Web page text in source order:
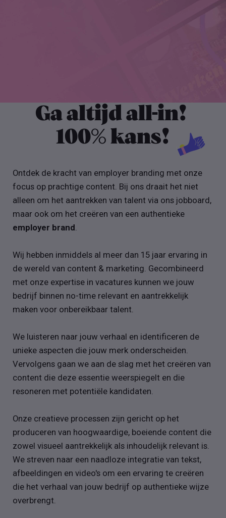
Ga altijd all-in!
100% kans!
Ontdek de kracht van employer branding met onze
focus op prachtige content. Bij ons draait het niet
alleen om het aantrekken van talent via ons jobboard,
maar ook om het creëren van een authentieke
employer brand
Wij hebben inmiddels al meer dan 15 jaar ervaring in
de wereld van content & marketing. Gecombineerd
met onze expertise in vacatures kunnen we jouw
bedrijf binnen no-time relevant en aantrekkelijk
maken voor onbereikbaar talent.
We luisteren naar jouw verhaal en identificeren de
unieke aspecten die jouw merk onderscheiden.
Vervolgens gaan we aan de slag met het creëren van
content die deze essentie weerspiegelt en die
resoneren met potentiële kandidaten.
Onze creatieve processen zijn gericht op het
produceren van hoogwaardige, boeiende content die
zowel visueel aantrekkelijk als inhoudelijk relevant is.
We streven naar een naadloze integratie van tekst,
afbeeldingen en video's om een ​​ervaring te creëren
die het verhaal van jouw bedrijf op authentieke wijze
overbrengt.